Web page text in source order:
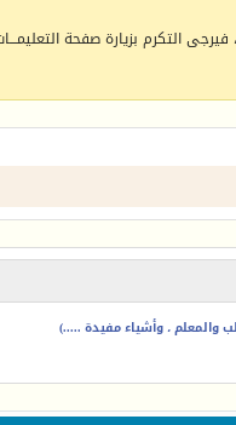
التكرم بزيارة صفحة
والمعلم ، وأشياء مفيدة .....)